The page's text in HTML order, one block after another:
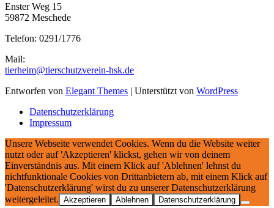
Enster Weg 15
59872 Meschede
Telefon: 0291/1776
Mail:
tierheim@tierschutzverein-hsk.de
Entworfen von Elegant Themes | Unterstützt von WordPress
Datenschutzerklärung
Impressum
Unsere Webseite verwendet Cookies. Wenn du die Website weiter
nutzt oder auf 'Akzeptieren' klickst, gehen wir von deinem
Einverständnis aus. Mit einem Klick auf 'Ablehnen' lehnst du
nichtfunktionale Cookies von Drittanbietern ab, mit einem Klick auf
'Datenschutzerklärung' wirst du zu unserer Datenschutzerklärung
weitergeleitet. Akzeptieren Ablehnen Datenschutzerklärung